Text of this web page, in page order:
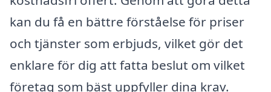
kan du få en bättre förståelse för priser
och tjänster som erbjuds, vilket gör det
enklare för dig att fatta beslut om vilket
företag som bäst uppfyller dina krav.